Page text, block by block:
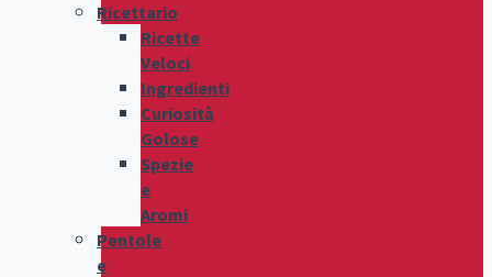
Ricettario
Ricette
Veloci
Ingredienti
Curiosità
Golose
Spezie
e
Aromi
Pentole
e